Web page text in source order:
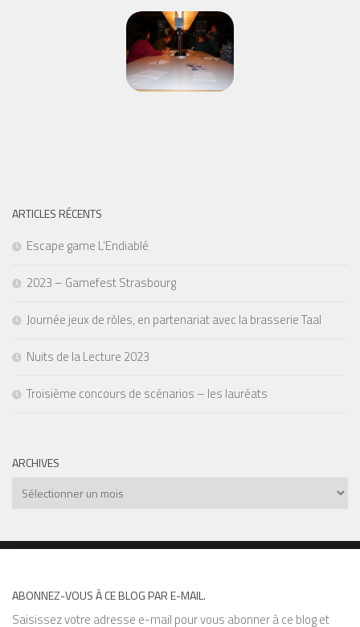
ARTICLES RÉCENTS
Escape game L’Endiablé
2023 – Gamefest Strasbourg
Journée jeux de rôles, en partenariat avec la brasserie Taal
Nuits de la Lecture 2023
Troisième concours de scénarios – les lauréats
ARCHIVES
Archives
ABONNEZ-VOUS À CE BLOG PAR E-MAIL.
Saisissez votre adresse e-mail pour vous abonner à ce blog et